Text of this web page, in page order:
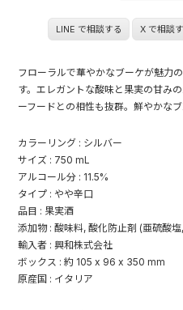
LINE で相談する X で相談
フローラルで華やかなブーケが魅力
す。エレガントな酸味と果実の甘み
ーフードとの相性も抜群。鮮やかな
カラーリング : シルバー
サイズ : 750 mL
アルコール分 : 11.5%
タイプ : やや辛口
品目 : 果実酒
添加物 : 酸味料, 酸化防止剤 (亜硫酸
輸入者 : 興和株式会社
ボックス : 約 105 x 96 x 350 mm
原産国 : イタリア